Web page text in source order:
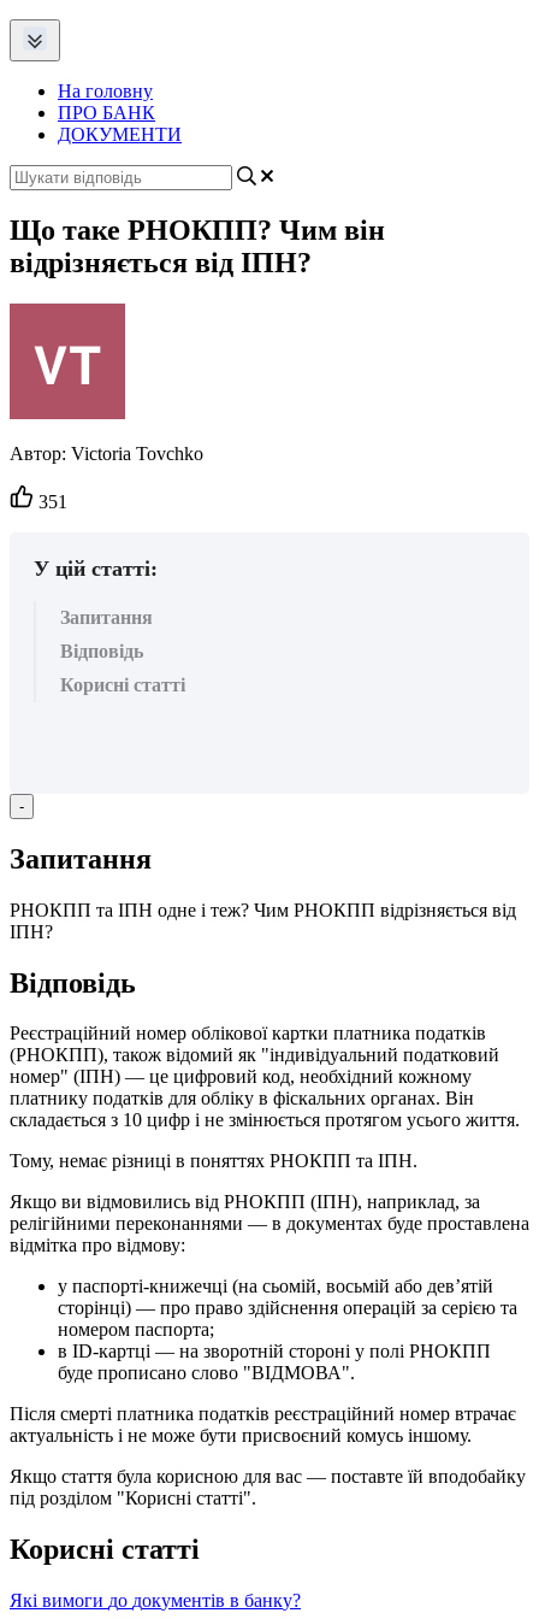
На головну
ПРО БАНК
ДОКУМЕНТИ
Що таке РНОКПП? Чим він
відрізняється від ІПН?
Автор: Victoria Tovchko
Кількість
вподобайок:
351
У цій статті:
Запитання
Відповідь
Корисні статті
-
Запитання
РНОКПП та ІПН одне і теж? Чим РНОКПП відрізняється від
ІПН?
Відповідь
Реєстраційний номер облікової картки платника податків
(РНОКПП), також відомий як "індивідуальний податковий
номер" (ІПН) — це цифровий код, необхідний кожному
платнику податків для обліку в фіскальних органах. Він
складається з 10 цифр і не змінюється протягом усього життя.
Тому, немає різниці в поняттях РНОКПП та ІПН.
Якщо ви відмовились від РНОКПП (ІПН), наприклад, за
релігійними переконаннями — в документах буде проставлена
відмітка про відмову:
у паспорті-книжечці (на сьомій, восьмій або дев’ятій
сторінці) — про право здійснення операцій за серією та
номером паспорта;
в ID-картці — на зворотній стороні у полі РНОКПП
буде прописано слово "ВІДМОВА".
Після смерті платника податків реєстраційний номер втрачає
актуальність і не може бути присвоєний комусь іншому.
Якщо стаття була корисною для вас — поставте їй вподобайку
під розділом "Корисні статті".
Корисні статті
Які вимоги до документів в банку?